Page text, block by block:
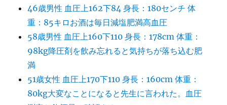
46歳男性 血圧上162下84 身長：180センチ 体
重：85キロお酒は毎日減塩肥満高血圧
58歳男性 血圧上160下110 身長：178cm 体重：
98kg降圧剤を飲み忘れると気持ちが落ち込む肥
満
51歳女性 血圧上170下110 身長：160cm 体重：
80kg大変なことになると先生に言われた。血圧